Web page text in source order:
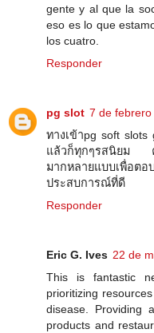
gente y al que la
eso es lo que
los cuatro.
Responder
pg slot 7 de febrero
ทางเข้าpg soft
แล้วก็ทุกๆรสนิยม ค
มากหลายแบบเพื่อตอ
ประสบการณ์ที่ดี
Responder
Eric G. Ives 22 de
This is fantastic
prioritizing
disease. Providing
products and